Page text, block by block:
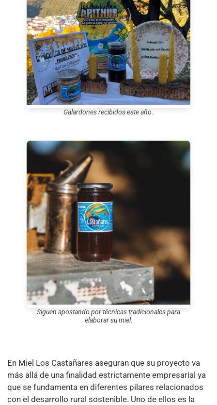
Galardones recibidos este año.
Siguen apostando por técnicas tradicionales para
elaborar su miel.
En Miel Los Castañares aseguran que su proyecto va
más allá de una finalidad estrictamente empresarial ya
que se fundamenta en diferentes pilares relacionados
con el desarrollo rural sostenible. Uno de ellos es la